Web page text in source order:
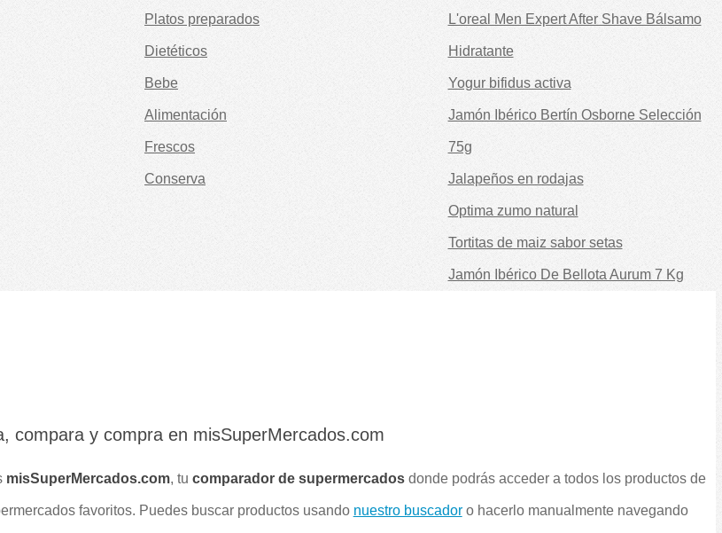
Platos preparados
Dietéticos
Bebe
Alimentación
Frescos
Conserva
L'oreal Men Expert After Shave Bálsamo
Hidratante
Yogur bifidus activa
Jamón Ibérico Bertín Osborne Selección
75g
Jalapeños en rodajas
Optima zumo natural
Tortitas de maiz sabor setas
Jamón Ibérico De Bellota Aurum 7 Kg
compara y compra en misSuperMercados.com
misSuperMercados.com, tu comparador de supermercadosdonde podrás acceder a todos los productos de
favoritos. Puedes buscar productos usando nuestro buscadoro hacerlo manualmente navegando